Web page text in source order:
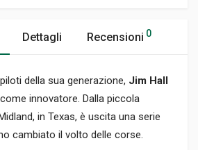
Dettagli Recensioni 0
della sua generazione, Jim Hall
innovatore. Dalla piccola
in Texas, è uscita una serie
cambiato il volto delle corse.